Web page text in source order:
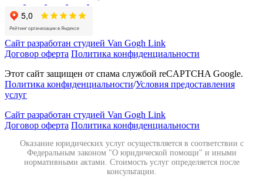
Сайт разработан студией Van Gogh Link
Договор оферта Политика конфиденциальности
Этот сайт защищен от спама службой reCAPTCHA Google.
Политика конфиденциальности/Условия предоставления
услуг
Сайт разработан студией Van Gogh Link
Договор оферта Политика конфиденциальности
Оказание юридических услуг осуществляется в соответствии с
Федеральным законом "О юридической помощи" и иными
нормативными актами. Стоимость услуг определяется после
консультации.